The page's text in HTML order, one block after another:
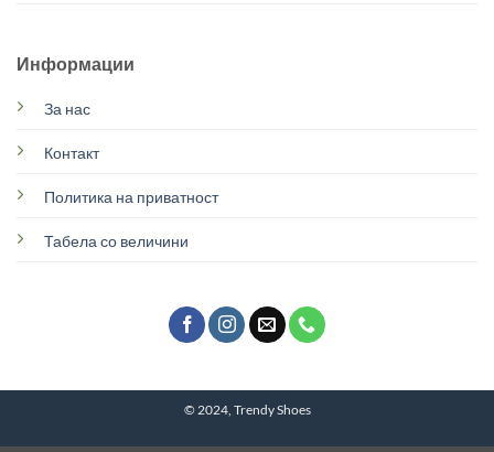
Информации
За нас
Контакт
Политика на приватност
Табела со величини
© 2024, Trendy Shoes